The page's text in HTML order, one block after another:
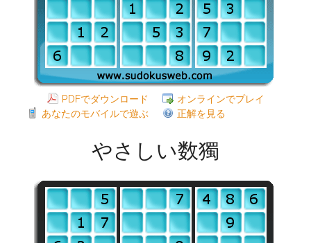
PDFでダウンロード
オンラインでプレイ
あなたのモバイルで遊ぶ
正解を見る
やさしい数獨